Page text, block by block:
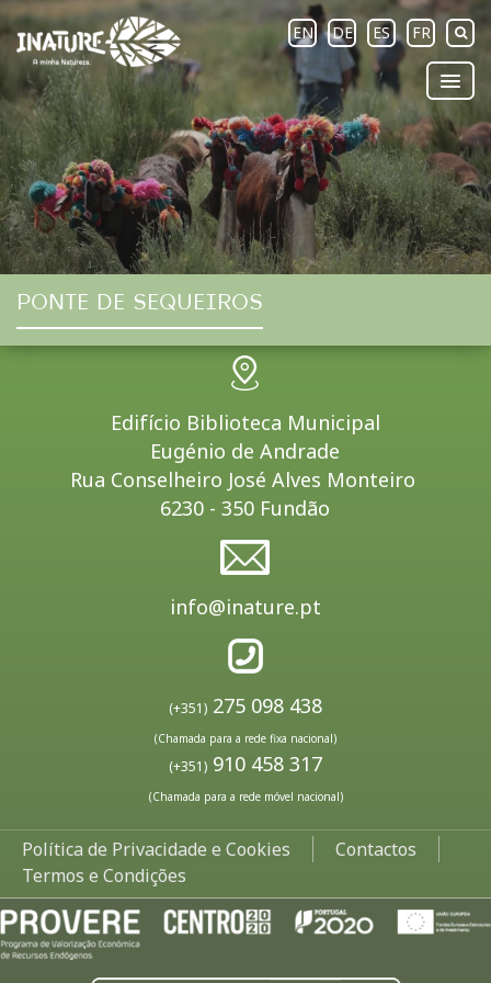
EN DE ES FR
PONTE DE SEQUEIROS
Edifício Biblioteca Municipal
Eugénio de Andrade
Rua Conselheiro José Alves Monteiro
6230 - 350 Fundão
info@inature.pt
(+351) 275 098 438
(Chamada para a rede fixa nacional)
(+351) 910 458 317
(Chamada para a rede móvel nacional)
Política de Privacidade e Cookies
Contactos
Termos e Condições